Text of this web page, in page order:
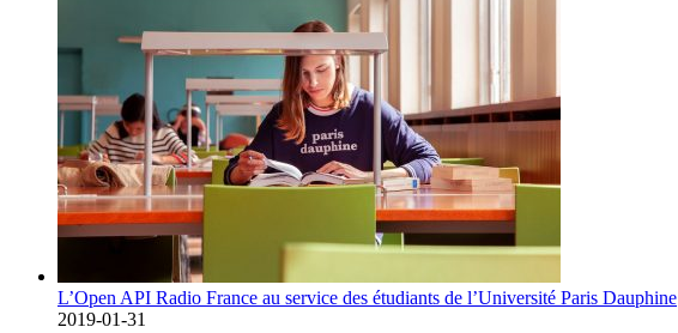
L’Open API Radio France au service des étudiants de l’Université Paris Dauphine
2019-01-31